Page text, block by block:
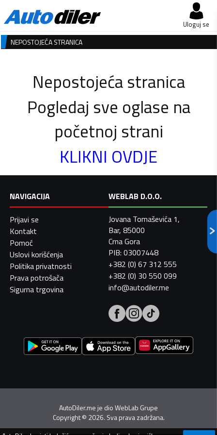
Uloguj se
NEPOSTOJEĆA STRANICA
Nepostojeća stranica
Pogledaj sve oglase na
početnoj strani
KLIKNI OVDJE
NAVIGACIJA
Prijavi se
Kontakt
Pomoć
Uslovi korišćenja
Politika privatnosti
Prava potrošača
Sigurna trgovina
WEBLAB D.O.O.
Jovana Tomaševića 1,
Bar, 85000
Crna Gora
PIB: 03007448
+382 (0) 67 312 555
+382 (0) 30 550 099
info@autodiler.me
AutoDiler.me je dioWebLab Grupe
Copyright© 2026. Sva prava zadržana.